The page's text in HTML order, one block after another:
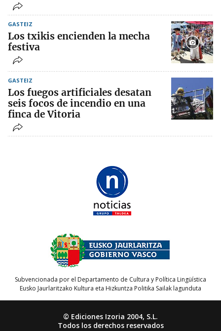
GASTEIZ
Los txikis encienden la mecha
festiva
GASTEIZ
Los fuegos artificiales desatan
seis focos de incendio en una
finca de Vitoria
Subvencionada por el Departamento de Cultura y Política Lingüística
Eusko Jaurlaritzako Kultura eta Hizkuntza Politika Sailak lagunduta
© Ediciones Izoria 2004, S.L.
Todos los derechos reservados